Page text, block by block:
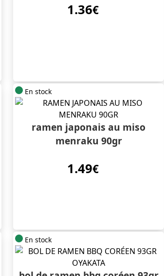
1.36€
En stock
ramen japonais au miso
menraku 90gr
1.49€
En stock